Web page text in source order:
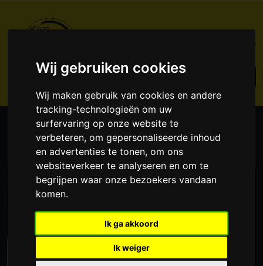
Wij gebruiken cookies
Wij maken gebruik van cookies en andere
tracking-technologieën om uw
surfervaring op onze website te
verbeteren, om gepersonaliseerde inhoud
en advertenties te tonen, om ons
websiteverkeer te analyseren en om te
begrijpen waar onze bezoekers vandaan
komen.
Ik ga akkoord
Ik weiger
MANTA SPECIFICATIES OP ULTIMATE SPECS!